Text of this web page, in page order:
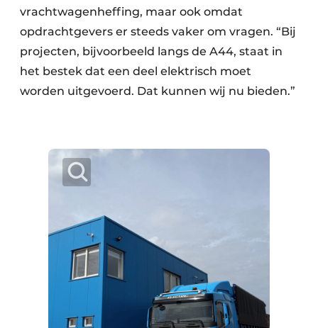
vrachtwagenheffing, maar ook omdat
opdrachtgevers er steeds vaker om vragen. “Bij
projecten, bijvoorbeeld langs de A44, staat in
het bestek dat een deel elektrisch moet
worden uitgevoerd. Dat kunnen wij nu bieden.”